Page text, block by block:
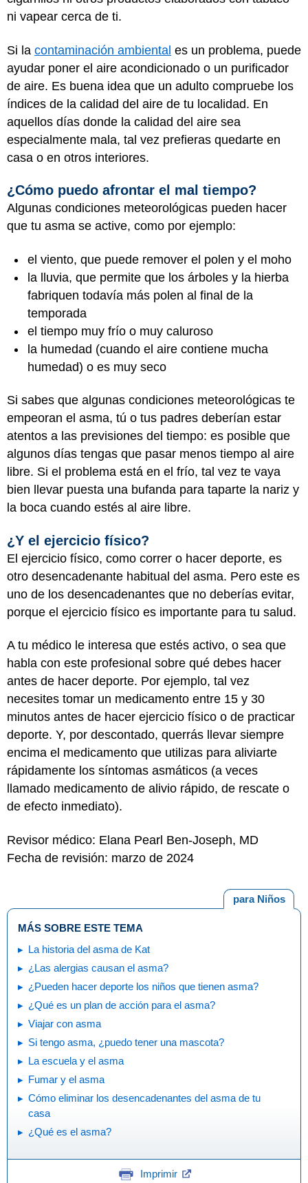
ni vapear cerca de ti.
Si la contaminación ambiental es un problema, puede
ayudar poner el aire acondicionado o un purificador
de aire. Es buena idea que un adulto compruebe los
índices de la calidad del aire de tu localidad. En
aquellos días donde la calidad del aire sea
especialmente mala, tal vez prefieras quedarte en
casa o en otros interiores.
¿Cómo puedo afrontar el mal tiempo?
Algunas condiciones meteorológicas pueden hacer
que tu asma se active, como por ejemplo:
el viento, que puede remover el polen y el moho
la lluvia, que permite que los árboles y la hierba
fabriquen todavía más polen al final de la
temporada
el tiempo muy frío o muy caluroso
la humedad (cuando el aire contiene mucha
humedad) o es muy seco
Si sabes que algunas condiciones meteorológicas te
empeoran el asma, tú o tus padres deberían estar
atentos a las previsiones del tiempo: es posible que
algunos días tengas que pasar menos tiempo al aire
libre. Si el problema está en el frío, tal vez te vaya
bien llevar puesta una bufanda para taparte la nariz y
la boca cuando estés al aire libre.
¿Y el ejercicio físico?
El ejercicio físico, como correr o hacer deporte, es
otro desencadenante habitual del asma. Pero este es
uno de los desencadenantes que no deberías evitar,
porque el ejercicio físico es importante para tu salud.
A tu médico le interesa que estés activo, o sea que
habla con este profesional sobre qué debes hacer
antes de hacer deporte. Por ejemplo, tal vez
necesites tomar un medicamento entre 15 y 30
minutos antes de hacer ejercicio físico o de practicar
deporte. Y, por descontado, querrás llevar siempre
encima el medicamento que utilizas para aliviarte
rápidamente los síntomas asmáticos (a veces
llamado medicamento de alivio rápido, de rescate o
de efecto inmediato).
Revisor médico: Elana Pearl Ben-Joseph, MD
Fecha de revisión: marzo de 2024
para Niños
MÁS SOBRE ESTE TEMA
La historia del asma de Kat
¿Las alergias causan el asma?
¿Pueden hacer deporte los niños que tienen asma?
¿Qué es un plan de acción para el asma?
Viajar con asma
Si tengo asma, ¿puedo tener una mascota?
La escuela y el asma
Fumar y el asma
Cómo eliminar los desencadenantes del asma de tu
casa
¿Qué es el asma?
Imprimir